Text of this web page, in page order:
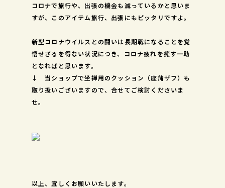
コロナで旅行や、出張の機会も減っているかと思いま
すが、このアイテム旅行、出張にもピッタリですよ。
新型コロナウイルスとの闘いは長期戦になることを覚
悟せざるを得ない状況につき、コロナ疲れを癒す一助
となればと思います。
↓ 当ショップで坐禅用のクッション（座蒲ザフ）も
取り扱いございますので、合せてご検討くださいま
せ。
以上、宜しくお願いいたします。